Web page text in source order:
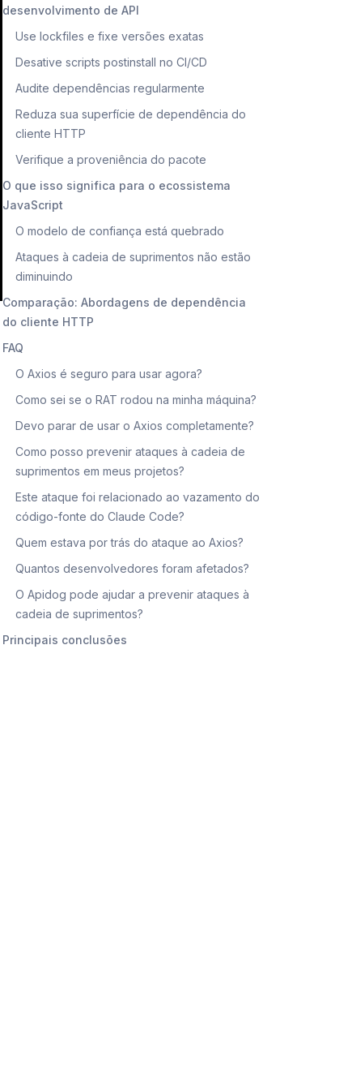
desenvolvimento de API
Use lockfiles e fixe versões exatas
Desative scripts postinstall no CI/CD
Audite dependências regularmente
Reduza sua superfície de dependência do
cliente HTTP
Verifique a proveniência do pacote
O que isso significa para o ecossistema
JavaScript
O modelo de confiança está quebrado
Ataques à cadeia de suprimentos não estão
diminuindo
Comparação: Abordagens de dependência
do cliente HTTP
FAQ
O Axios é seguro para usar agora?
Como sei se o RAT rodou na minha máquina?
Devo parar de usar o Axios completamente?
Como posso prevenir ataques à cadeia de
suprimentos em meus projetos?
Este ataque foi relacionado ao vazamento do
código-fonte do Claude Code?
Quem estava por trás do ataque ao Axios?
Quantos desenvolvedores foram afetados?
O Apidog pode ajudar a prevenir ataques à
cadeia de suprimentos?
Principais conclusões